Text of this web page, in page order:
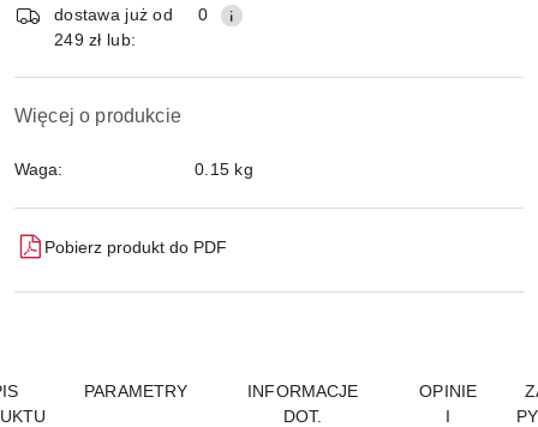
dostawa już od
249 zł lub:
0
Więcej o produkcie
Waga: 0.15 kg
Pobierz produkt do PDF
PARAMETRY
INFORMACJE
DOT.
OPINIE
I